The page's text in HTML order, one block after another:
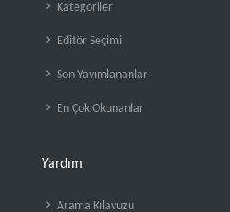
Kategoriler
Editör Seçimi
Son Yayımlananlar
En Çok Okunanlar
Yardım
Arama Kılavuzu